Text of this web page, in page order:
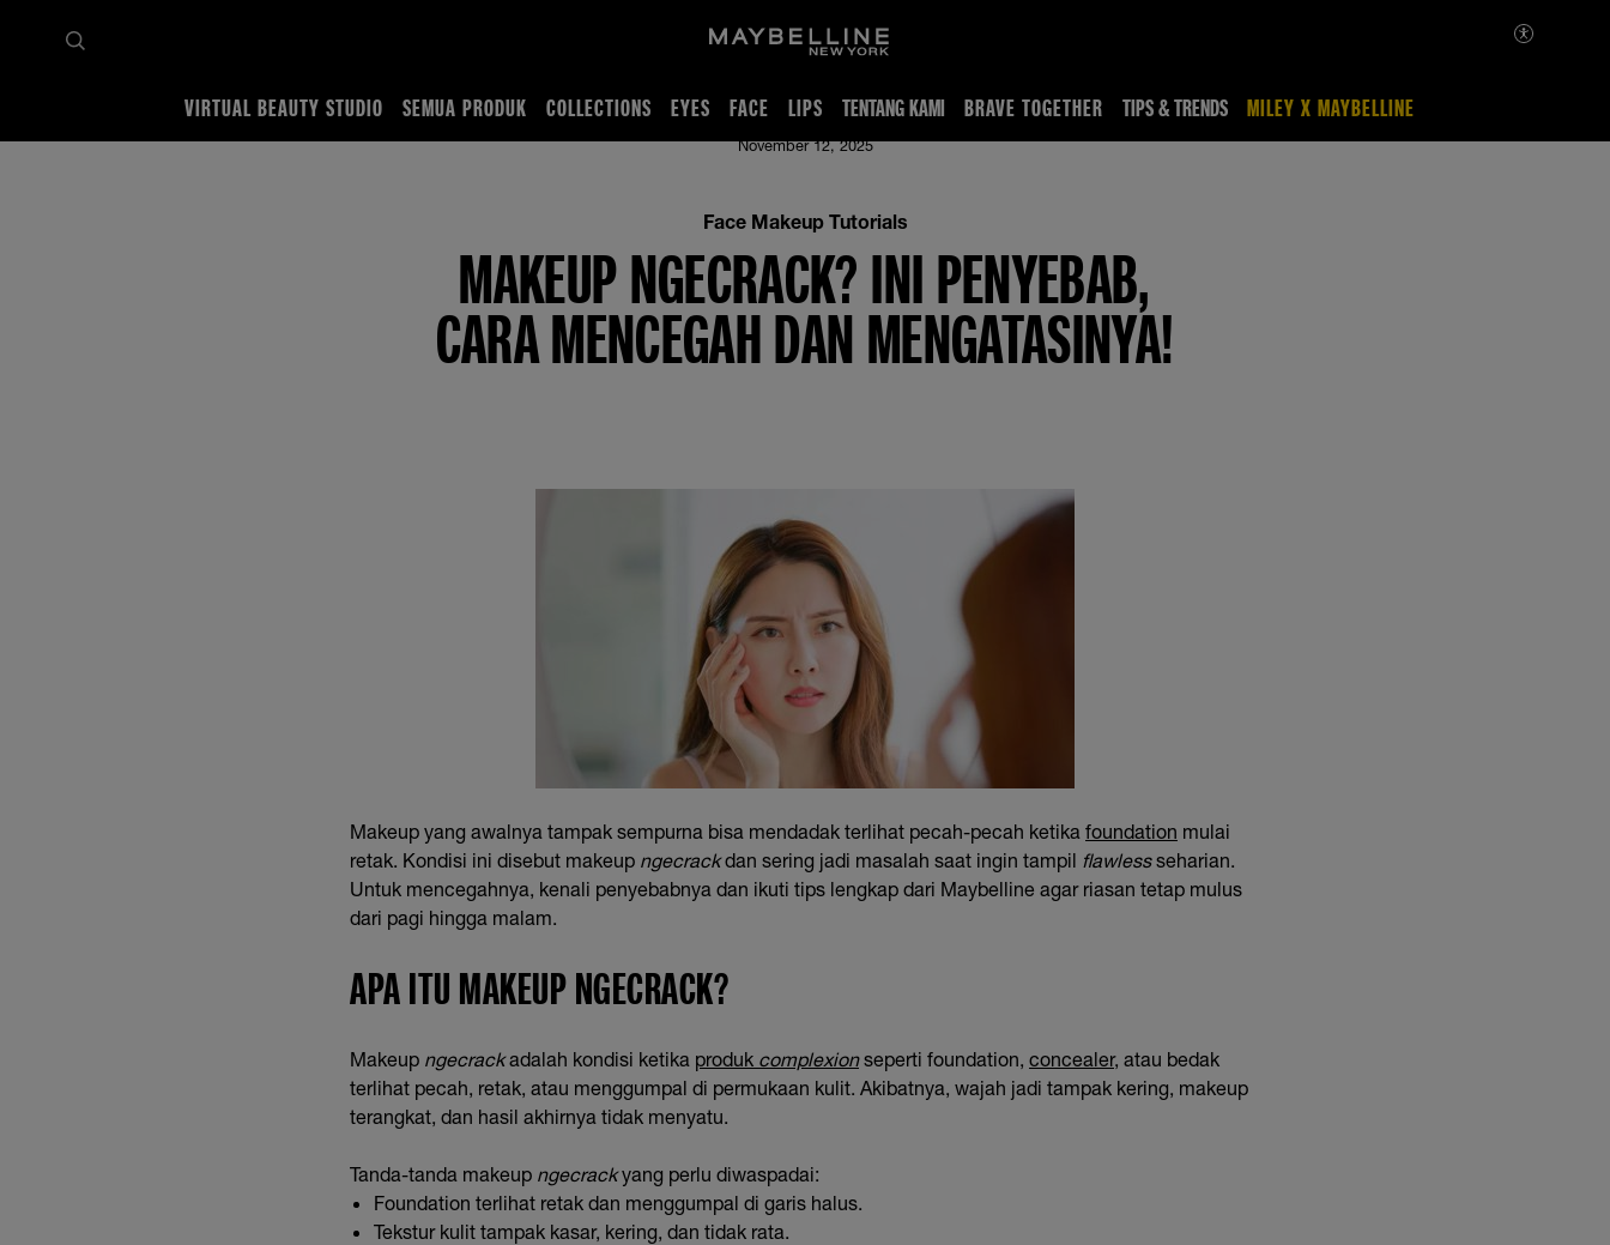
VIRTUAL BEAUTY STUDIO SEMUA PRODUK COLLECTIONS EYES FACE LIPS TENTANG KAMI BRAVE TOGETHER TIPS & TRENDS MILEY X MAYBELLINE
Tips & Trends Face Makeup Ngecrack? Ini Penyebab, Cara Mencegah dan Mengatasinya!
November 12, 2025
Face Makeup Tutorials
MAKEUP NGECRACK? INI PENYEBAB,
CARA MENCEGAH DAN MENGATASINYA!
Makeup yang awalnya tampak sempurna bisa mendadak terlihat pecah-pecah ketika foundation mulai
retak. Kondisi ini disebut makeup ngecrackdan sering jadi masalah saat ingin tampil flawlessseharian.
Untuk mencegahnya, kenali penyebabnya dan ikuti tips lengkap dari Maybelline agar riasan tetap mulus
dari pagi hingga malam.
APA ITU MAKEUP NGECRACK?
Makeup ngecrackadalah kondisi ketika produk complexionseperti foundation, concealer, atau bedak
terlihat pecah, retak, atau menggumpal di permukaan kulit. Akibatnya, wajah jadi tampak kering, makeup
terangkat, dan hasil akhirnya tidak menyatu.
Tanda-tanda makeup ngecrackyang perlu diwaspadai:
Foundation terlihat retak dan menggumpal di garis halus.
Tekstur kulit tampak kasar, kering, dan tidak rata.